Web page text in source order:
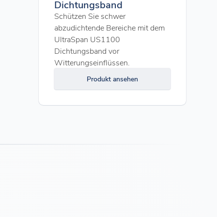
Dichtungsband
Schützen Sie schwer
abzudichtende Bereiche mit dem
UltraSpan US1100
Dichtungsband vor
Witterungseinflüssen.
Produkt ansehen